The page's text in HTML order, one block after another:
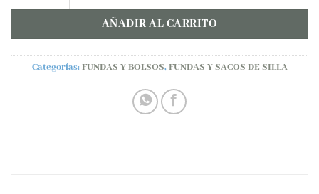
AÑADIR AL CARRITO
Categorías:FUNDAS Y BOLSOS,FUNDAS Y SACOS DE SILLA